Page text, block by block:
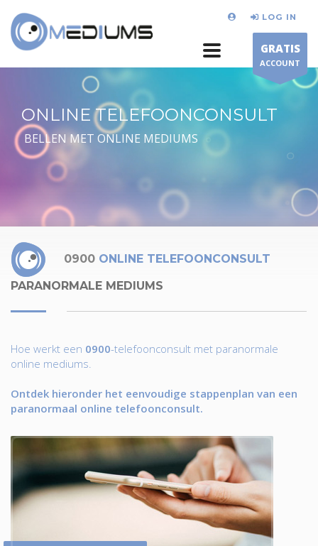
LOG IN
GRATIS
ACCOUNT
ONLINE TELEFOONCONSULT
BELLEN MET ONLINE MEDIUMS
0900 ONLINE TELEFOONCONSULT
PARANORMALE MEDIUMS
Hoe werkt een 0900-telefoonconsult met paranormale
online mediums.
Ontdek hieronder het eenvoudige stappenplan van een
paranormaal online telefoonconsult.